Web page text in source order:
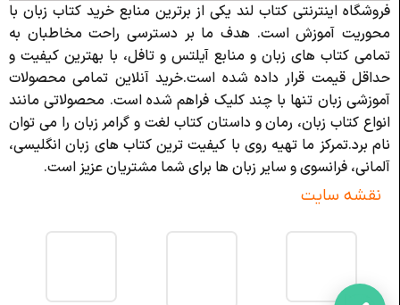
فروشگاه اینترنتی کتاب لند یکی از برترین منابع خرید کتاب زبان با
محوریت آموزش است. هدف ما بر دسترسی راحت مخاطبان به
تمامی کتاب های زبان و منابع آیلتس و تافل، با بهترین کیفیت و
حداقل قیمت قرار داده شده است.خرید آنلاین تمامی محصولات
آموزشی زبان تنها با چند کلیک فراهم شده است. محصولاتی مانند
انواع کتاب زبان، رمان و داستان کتاب لغت و گرامر زبان را می توان
نام برد.تمرکز ما تهیه روی با کیفیت ترین کتاب های زبان انگلیسی،
آلمانی، فرانسوی و سایر زبان ها برای شما مشتریان عزیز است.
نقشه سایت